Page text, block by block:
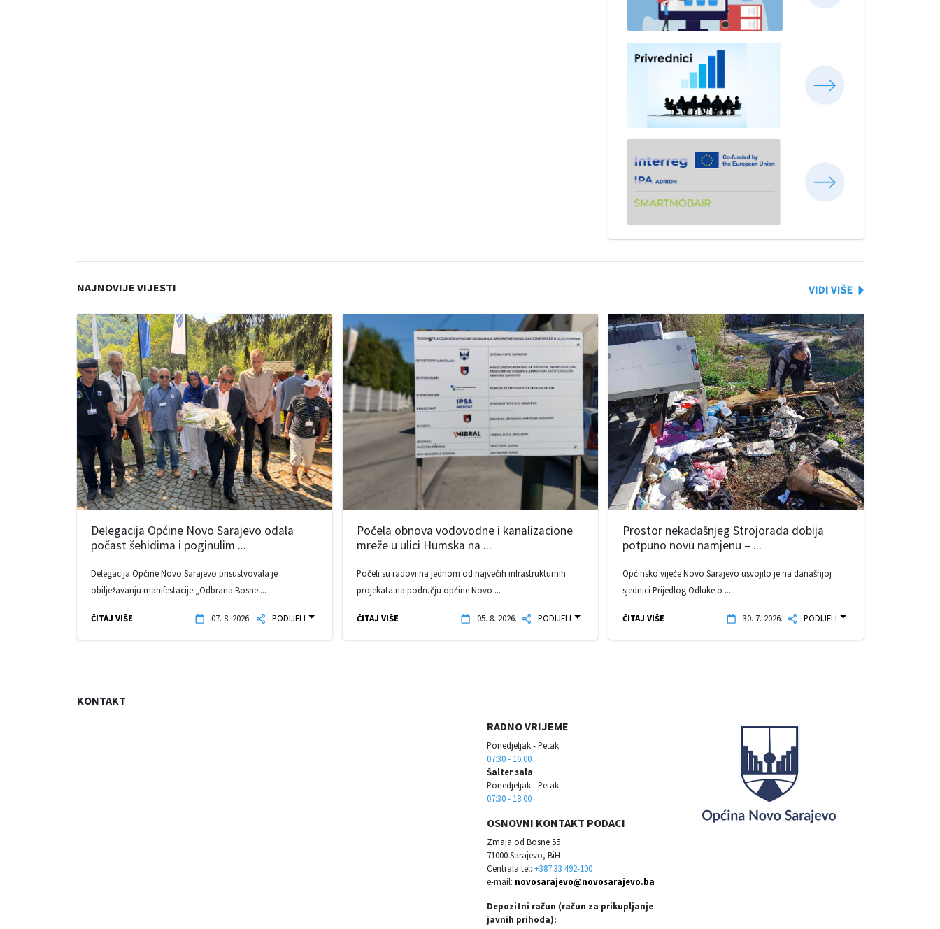
NAJNOVIJE VIJESTI
Delegacija Općine Novo Sarajevo odala
počast šehidima i poginulim ...
Delegacija Općine Novo Sarajevo prisustvovala je
obilježavanju manifestacije „Odbrana Bosne ...
ČITAJ VIŠE 07. 8. 2026. PODIJELI
Počela obnova vodovodne i kanalizacione
mreže u ulici Humska na ...
Počeli su radovi na jednom od najvećih infrastrukturnih
projekata na području općine Novo ...
ČITAJ VIŠE 05. 8. 2026. PODIJELI
Prostor nekadašnjeg Strojorada dobija
potpuno novu namjenu – ...
Općinsko vijeće Novo Sarajevo usvojilo je na današnjoj
sjednici Prijedlog Odluke o ...
ČITAJ VIŠE 30. 7. 2026. PODIJELI
KONTAKT
RADNO VRIJEME
Ponedjeljak - Petak
07:30 - 16:00
Šalter sala
Ponedjeljak - Petak
07:30 - 18:00
OSNOVNI KONTAKT PODACI
Zmaja od Bosne 55
71000 Sarajevo, BiH
Centrala tel: +387 33 492-100
e-mail: novosarajevo@novosarajevo.ba
Depozitni račun (račun za prikupljanje
javnih prihoda):